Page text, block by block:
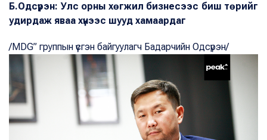
Б.Одсүрэн: Улс орны хөгжил бизнесээс биш төрийг
удирдаж яваа хүнээс шууд хамаардаг
/MDG” группын үүсгэн байгуулагч Бадарчийн Одсүрэн/